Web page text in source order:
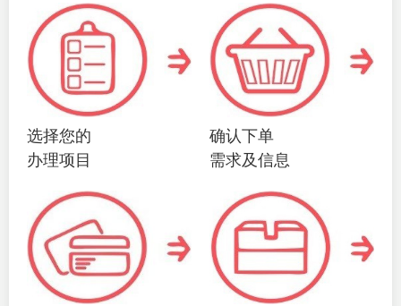
选择您的
办理项目
确认下单
需求及信息